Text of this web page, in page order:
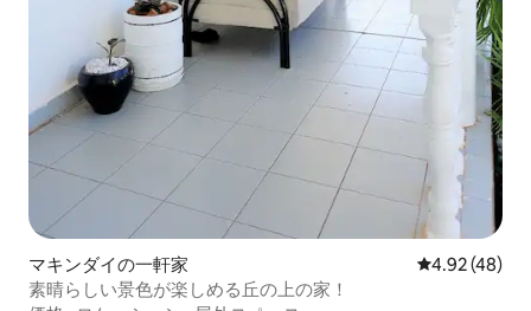
マキンダイの一軒家 レビュー48
4.92 (48)
素晴らしい景色が楽しめる丘の上の家！